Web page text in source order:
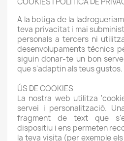
A la botiga de la
teva privacitat i mai
personals a tercers ni
desenvolupaments tècnics
siguin donar-te un bon
que s'adaptin als teus gustos.
ÚS DE COOKIES
La nostra web utilitza
servei i personalització.
fragment de text que
dispositiu i ens permeten
la teva visita (per exemple